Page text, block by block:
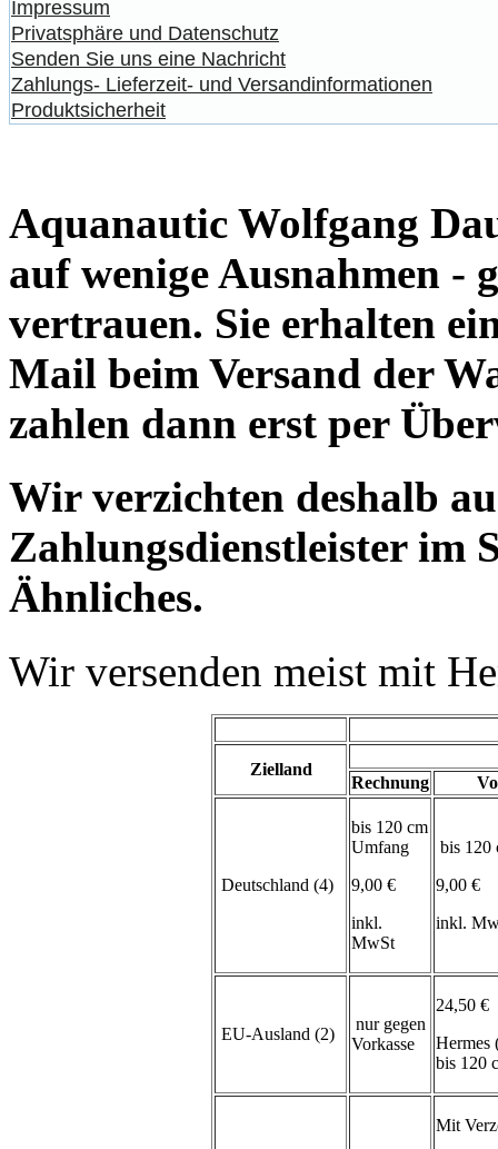
Impressum
Privatsphäre und Datenschutz
Senden Sie uns eine Nachricht
Zahlungs- Lieferzeit- und Versandinformationen
Produktsicherheit
Aquanautic Wolfgang
auf wenige Ausnahmen -
vertrauen. Sie erhalten
Mail beim Versand der
zahlen dann erst per
Wir verzichten deshalb
Zahlungsdienstleister im
Ähnliches.
Wir versenden meist mit
Zielland
Rechnung
Deutschland (4)
bis 120 cm
Umfang
9,00 €
inkl.
MwSt
bis 120
9,00 €
inkl.
EU-Ausland (2)
nur gegen
Vorkasse
24,50 €
Hermes
bis 120
Mit